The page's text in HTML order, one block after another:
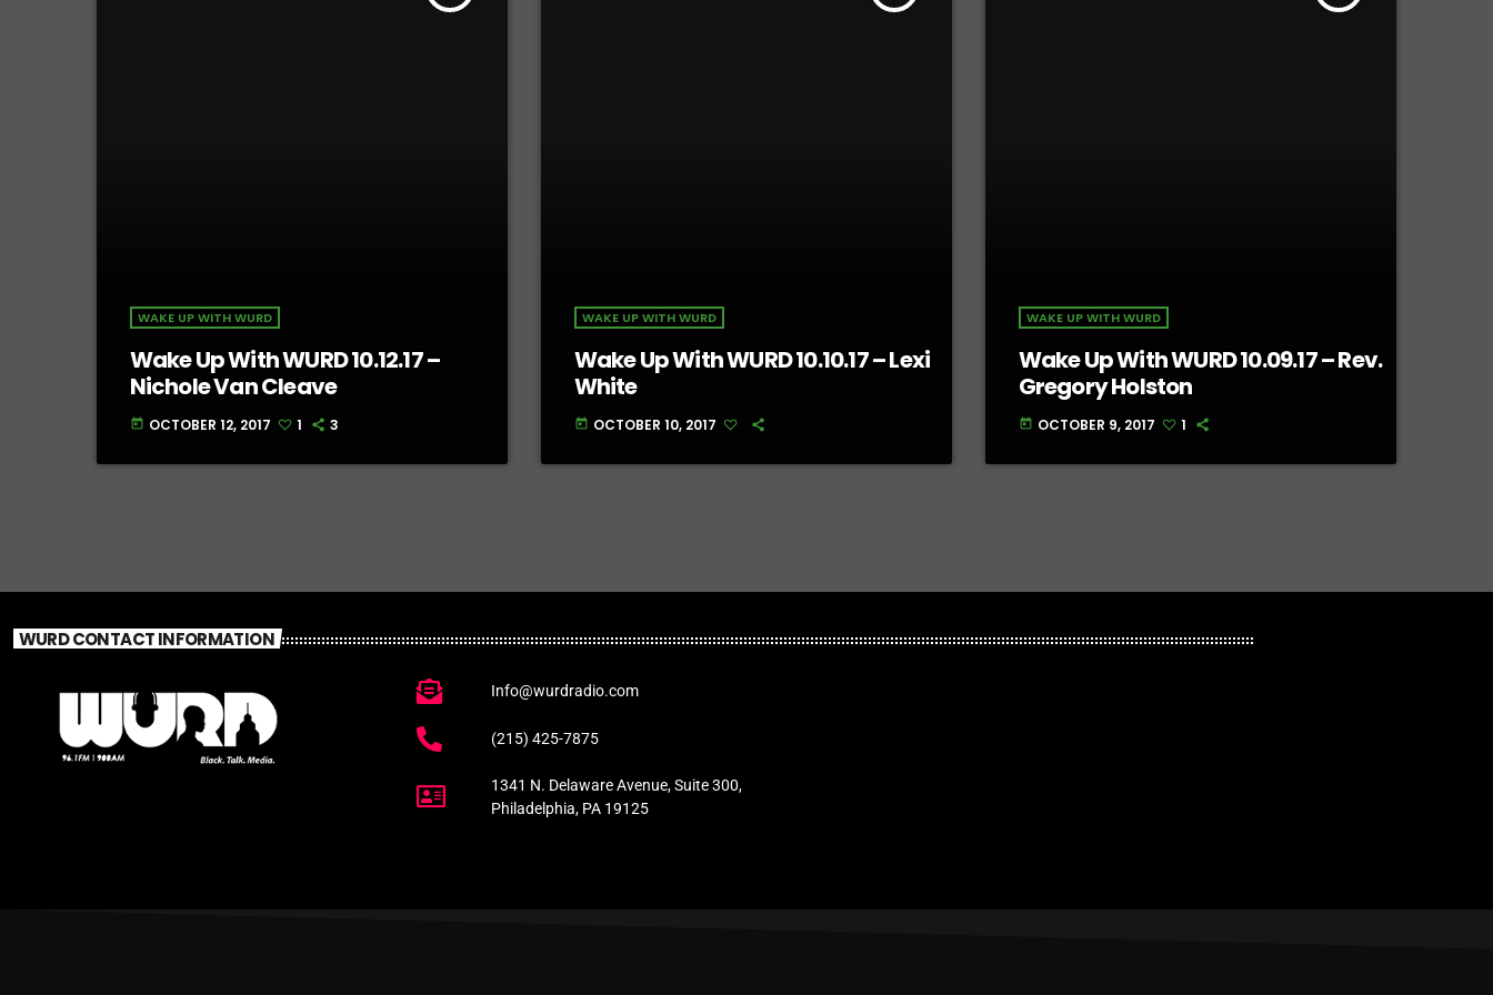
WAKE UP WITH WURD
Wake Up With WURD 10.12.17 –
Nichole Van Cleave
today OCTOBER 12, 2017 1 3
WAKE UP WITH WURD
Wake Up With WURD 10.10.17 – Lexi
White
today OCTOBER 10, 2017
WAKE UP WITH WURD
Wake Up With WURD 10.09.17 – Rev.
Gregory Holston
today OCTOBER 9, 2017 1
WURD CONTACT INFORMATION
Info@wurdradio.com
(215) 425-7875
1341 N. Delaware Avenue, Suite 300,
Philadelphia, PA 19125